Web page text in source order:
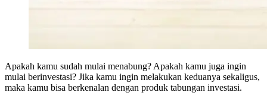
Apakah kamu sudah mulai menabung? Apakah kamu juga ingin
mulai berinvestasi? Jika kamu ingin melakukan keduanya sekaligus,
maka kamu bisa berkenalan dengan produk tabungan investasi.